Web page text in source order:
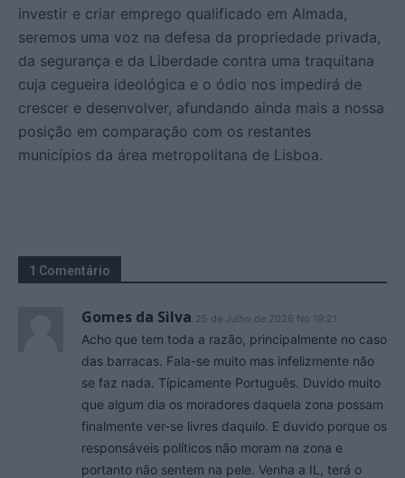
investir e criar emprego qualificado em Almada,
seremos uma voz na defesa da propriedade privada,
da segurança e da Liberdade contra uma traquitana
cuja cegueira ideológica e o ódio nos impedirá de
crescer e desenvolver, afundando ainda mais a nossa
posição em comparação com os restantes
municípios da área metropolitana de Lisboa.
1 Comentário
Gomes da Silva 25 de Julho de 2026 No 19:21
Acho que tem toda a razão, principalmente no caso
das barracas. Fala-se muito mas infelizmente não
se faz nada. Típicamente Português. Duvido muito
que algum dia os moradores daquela zona possam
finalmente ver-se livres daquilo. E duvido porque os
responsáveis políticos não moram na zona e
portanto não sentem na pele. Venha a IL, terá o